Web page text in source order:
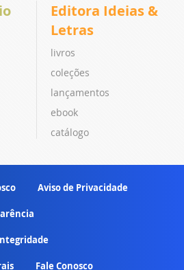
Editora Ideias &
Letras
livros
coleções
lançamentos
ebook
catálogo
Aviso de Privacidade
Fale Conosco